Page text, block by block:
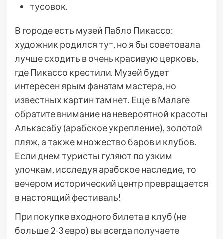
тусовок.
В городе есть музей Пабло Пикассо:
художник родился тут, но я бы советовала
лучше сходить в очень красивую церковь,
где Пикассо крестили. Музей будет
интересен ярым фанатам мастера, но
известных картин там нет. Еще в Малаге
обратите внимание на невероятной красоты
Алькасабу (арабское укрепление), золотой
пляж, а также множество баров и клубов.
Если днем туристы гуляют по узким
улочкам, исследуя арабское наследие, то
вечером исторический центр превращается
в настоящий фестиваль!
При покупке входного билета в клуб (не
больше 2-3 евро) вы всегда получаете